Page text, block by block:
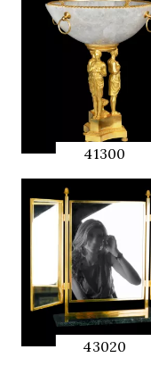
PREVIEW
41300
QUICK
PREVIEW
43020